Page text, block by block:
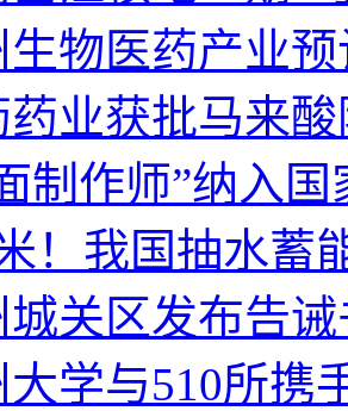
生物医药产业
药业获批马来
制作师”纳入
！我国抽水蓄
城关区发布告
大学与510所携